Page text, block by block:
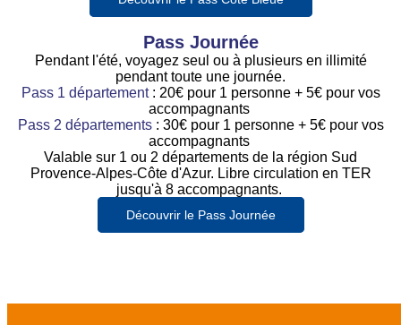
Pass Journée
Pendant l'été, voyagez seul ou à plusieurs en illimité
pendant toute une journée.
Pass 1 département : 20€ pour 1 personne + 5€ pour vos
accompagnants
Pass 2 départements: 30€ pour 1 personne + 5€ pour vos
accompagnants
Valable sur 1 ou 2 départements de la région Sud
Provence-Alpes-Côte d'Azur. Libre circulation en TER
jusqu'à 8 accompagnants.
Découvrir le Pass Journée